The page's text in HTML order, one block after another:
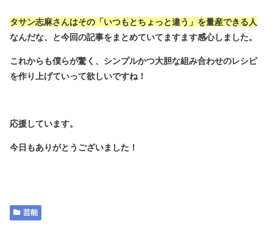
タサン志麻さんはその「いつもとちょっと違う」を量産できる人
なんだな、と今回の記事をまとめていてますます感心しました。
これからも僕らが驚く、シンプルかつ大胆な組み合わせのレシピ
を作り上げていって欲しいですね！
応援しています。
今日もありがとうございました！
芸能